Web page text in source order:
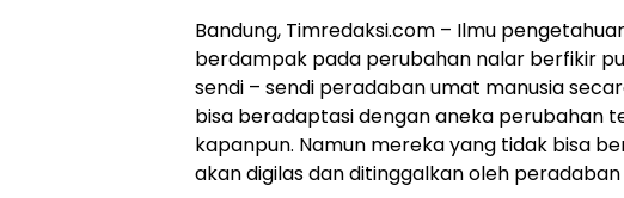
Bandung, Timredaksi.com – Ilmu
berdampak pada perubahan nalar berfikir
sendi – sendi peradaban umat manusia
bisa beradaptasi dengan aneka perubahan
kapanpun. Namun mereka yang tidak bisa
akan digilas dan ditinggalkan oleh